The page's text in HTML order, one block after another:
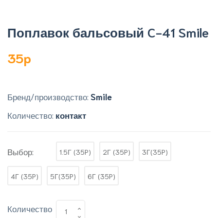
Поплавок бальсовый C-41 Smile
35p
Бренд/производство: Smile
Количество: контакт
Выбор: 1.5Г (35P) 2Г (35P) 3Г(35P)
4Г (35P) 5Г(35P) 6Г (35P)
Количество